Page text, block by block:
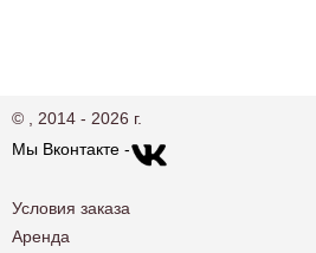
© , 2014 - 2026 г.
Мы Вконтакте -
Условия заказа
Аренда